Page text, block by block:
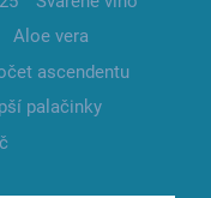
Aloe vera
ascendentu
palačinky